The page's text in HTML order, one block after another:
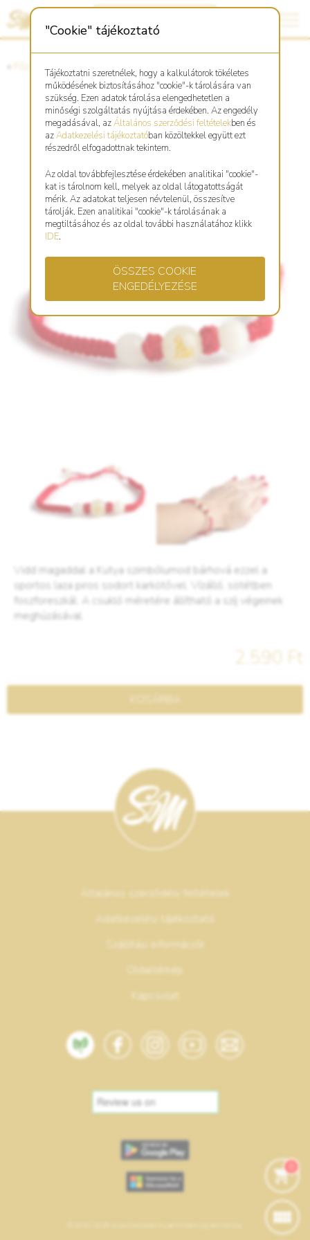
"Cookie" tájékoztató
Tájékoztatni szeretnélek, hogy a kalkulátorok tökéletes
működésének biztosításához "cookie"-k tárolására van
szükség. Ezen adatok tárolása elengedhetetlen a
minőségi szolgáltatás nyújtása érdekében. Az engedély
megadásával, azÁltalános szerződési feltételekben és
azAdatkezelési tájékoztatóban közöltekkel együtt ezt
részedről elfogadottnak tekintem.
Az oldal továbbfejlesztése érdekében analitikai "cookie"-
kat is tárolnom kell, melyek az oldal látogatottságát
mérik. Az adatokat teljesen névtelenül, összesítve
tárolják. Ezen analitikai "cookie"-k tárolásának a
megtiltásához és az oldal további használatához klikk
IDE.
ÖSSZES COOKIE
ENGEDÉLYEZÉSE
Főoldal«Asztro Shop
Fonott, piros karkötő Kutya
szimbólummal
Vidd magaddal a Kutya szimbólumod bárhová ezzel a
sportos laza piros sodort karkötővel. Vízálló, sötétben
foszforeszkál. A csukló méretére állítható a szíj végeinek
meghúzásával.
2.590 Ft
Általános szerződési feltételek
Adatkezelési tájékoztató
Szállítási információk
Oldaltérkép
Kapcsolat
© 2020-2026 suzannamester.hu • Minden jog fenntartva.